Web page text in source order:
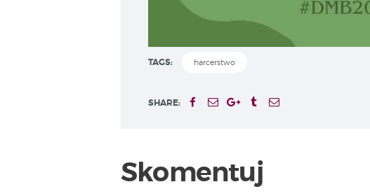
TAGS: harcerstwo
SHARE:
Skomentuj